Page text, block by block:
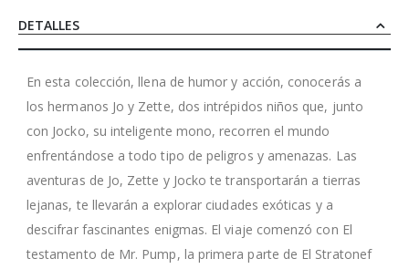
DETALLES
En esta colección, llena de humor y acción, conocerás a
los hermanos Jo y Zette, dos intrépidos niños que, junto
con Jocko, su inteligente mono, recorren el mundo
enfrentándose a todo tipo de peligros y amenazas. Las
aventuras de Jo, Zette y Jocko te transportarán a tierras
lejanas, te llevarán a explorar ciudades exóticas y a
descifrar fascinantes enigmas. El viaje comenzó con El
testamento de Mr. Pump, la primera parte de El Stratonef